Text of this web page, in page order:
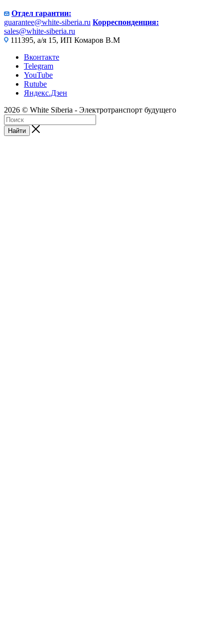
Отдел гарантии:
guarantee@white-siberia.ru Корреспонденция:
sales@white-siberia.ru
111395, а/я 15, ИП Комаров В.М
Вконтакте
Telegram
YouTube
Rutube
Яндекс.Дзен
2026 © White Siberia - Электротранспорт будущего
Найти